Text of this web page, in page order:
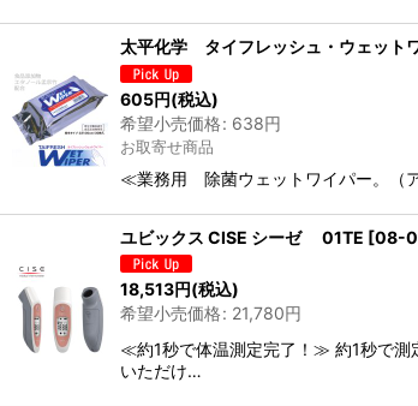
太平化学 タイフレッシュ・ウェット
605円(税込)
希望小売価格: 638円
お取寄せ商品
≪業務用 除菌ウェットワイパー。（
ユビックス CISE シーゼ 01TE [08-
18,513円(税込)
希望小売価格: 21,780円
≪約1秒で体温測定完了！≫ 約1秒で測
いただけ…